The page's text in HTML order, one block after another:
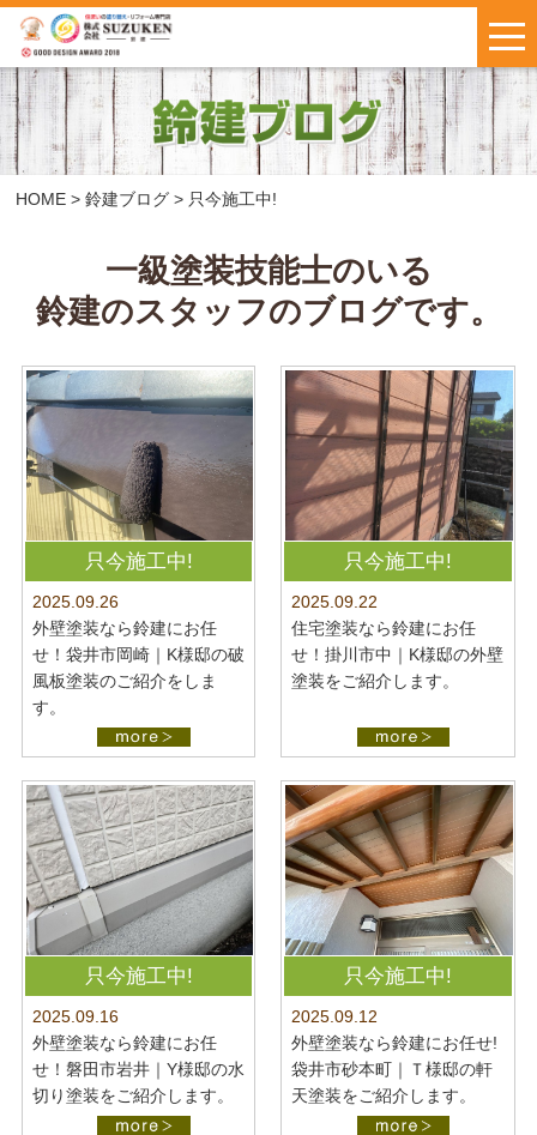
鈴建ブログ
新着情報
W保証について
会社概要
はじめての方へ
施工事例
お客様の声
お問い合わせ ・お見積もり
LINEで気軽に
お問い合わせ
インスタで
最新施工事例
公開中
プライバシーポリシー
HOME > 鈴建ブログ > 只今施工中!
一級塗装技能士のいる
鈴建のスタッフのブログです。
只今施工中!
2025.09.26
外壁塗装なら鈴建にお任
せ！袋井市岡崎｜K様邸の破
風板塗装のご紹介をしま
す。
只今施工中!
2025.09.22
住宅塗装なら鈴建にお任
せ！掛川市中｜K様邸の外壁
塗装をご紹介します。
只今施工中!
2025.09.16
外壁塗装なら鈴建にお任
せ！磐田市岩井｜Y様邸の水
切り塗装をご紹介します。
只今施工中!
2025.09.12
外壁塗装なら鈴建にお任せ!
袋井市砂本町｜Ｔ様邸の軒
天塗装をご紹介します。